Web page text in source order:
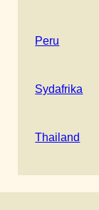
Peru
Sydafrika
Thailand